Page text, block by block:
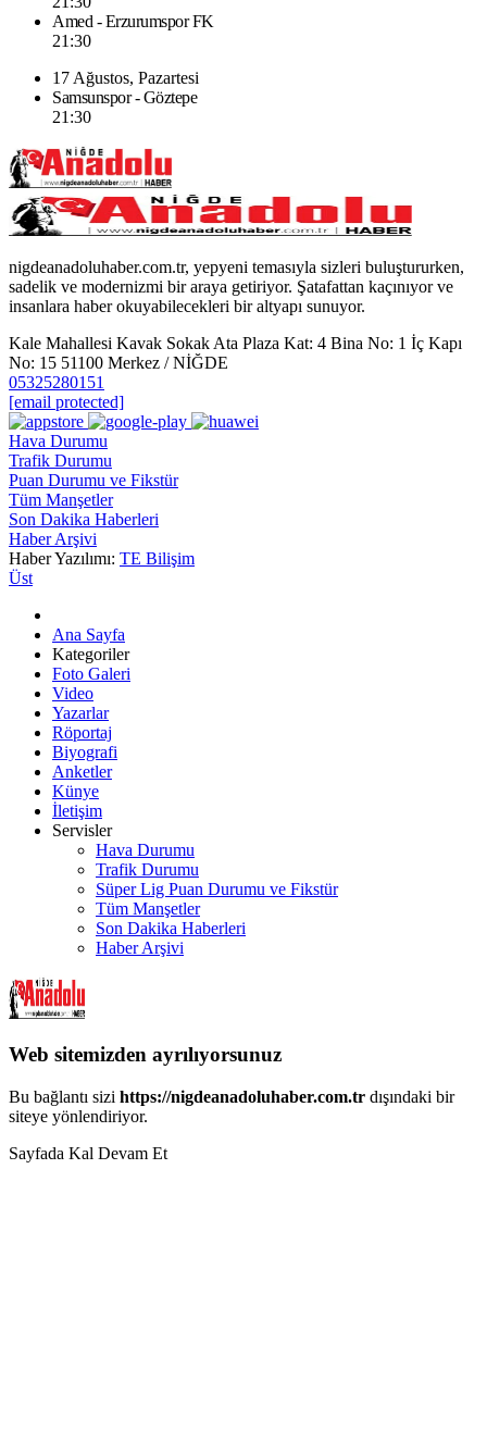
Amed - Erzurumspor FK
21:30
17 Ağustos, Pazartesi
Samsunspor - Göztepe
21:30
nigdeanadoluhaber.com.tr, yepyeni temasıyla sizleri buluştururken,
sadelik ve modernizmi bir araya getiriyor. Şatafattan kaçınıyor ve
insanlara haber okuyabilecekleri bir altyapı sunuyor.
Kale Mahallesi Kavak Sokak Ata Plaza Kat: 4 Bina No: 1 İç Kapı
No: 15 51100 Merkez / NİĞDE
05325280151
[email protected]
Hava Durumu
Trafik Durumu
Puan Durumu ve Fikstür
Tüm Manşetler
Son Dakika Haberleri
Haber Arşivi
Haber Yazılımı: TE Bilişim
Üst
Ana Sayfa
Kategoriler
Foto Galeri
Video
Yazarlar
Röportaj
Biyografi
Anketler
Künye
İletişim
Servisler
Hava Durumu
Trafik Durumu
Süper Lig Puan Durumu ve Fikstür
Tüm Manşetler
Son Dakika Haberleri
Haber Arşivi
Web sitemizden ayrılıyorsunuz
Bu bağlantı sizi https://nigdeanadoluhaber.com.tr dışındaki bir
siteye yönlendiriyor.
Sayfada Kal Devam Et